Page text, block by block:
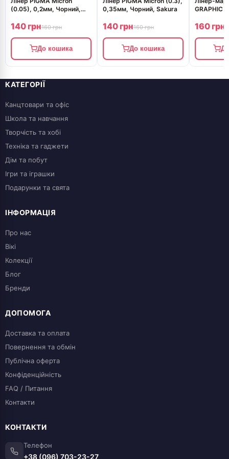
(0.05), 0,2мм, Чорний,
140 грн160 грн
До кошика
0,35мм, Чорний, Sakura
140 грн160 грн
До кошика
GRAPHIC
160 грн
КАТЕГОРІЇ
Канцтовари та офіс
Школа та навчання
Творчість та хобі
Техніка та гаджети
Дім та побут
Ігри та іграшки
Подарунки та свята
ІНФОРМАЦІЯ
Про нас
Вікі
Колекції
Блог
Бренди
ДОПОМОГА
Доставка та оплата
Повернення та обмін
Публічна оферта
Конфіденційність
FAQ / Питання
Контакти
КОНТАКТИ
Телефон
+38 (096) 703-23-27